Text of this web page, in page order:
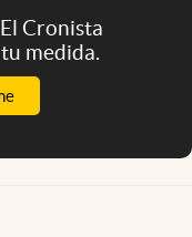
Cronista
medida.